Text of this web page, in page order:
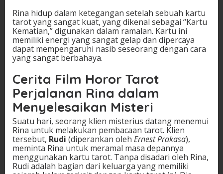
Rina hidup dalam ketegangan setelah sebuah kartu
tarot yang sangat kuat, yang dikenal sebagai “Kartu
Kematian,” digunakan dalam ramalan. Kartu ini
memiliki energi yang sangat gelap dan dipercaya
dapat mempengaruhi nasib seseorang dengan cara
yang sangat berbahaya.
Cerita Film Horor Tarot
Perjalanan Rina dalam
Menyelesaikan Misteri
Suatu hari, seorang klien misterius datang menemui
Rina untuk melakukan pembacaan tarot. Klien
tersebut, Rudi (diperankan oleh Ernest Prakasa),
meminta Rina untuk meramal masa depannya
menggunakan kartu tarot. Tanpa disadari oleh Rina,
Rudi adalah bagian dari keluarga yang memiliki